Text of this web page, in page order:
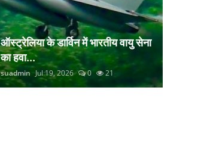
ऑस्ट्रेलिया के डार्विन में भारतीय वायु सेना
का हवा...
suadmin Jul 19, 2026 0 21